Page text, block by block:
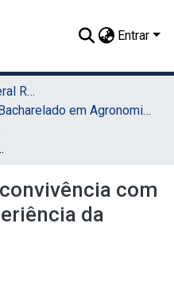
Entrar
01. Universidade Federal Rural de Pernambuco - UFRPE (Sede)
Bacharelado em Agronomia (Sede)
da Agrodóia Exu - PE
com
da